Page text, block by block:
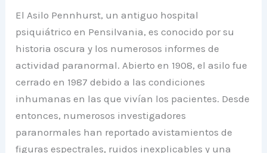
El Asilo Pennhurst, un antiguo hospital
psiquiátrico en Pensilvania, es conocido por su
historia oscura y los numerosos informes de
actividad paranormal. Abierto en 1908, el asilo fue
cerrado en 1987 debido a las condiciones
inhumanas en las que vivían los pacientes. Desde
entonces, numerosos investigadores
paranormales han reportado avistamientos de
figuras espectrales, ruidos inexplicables y una